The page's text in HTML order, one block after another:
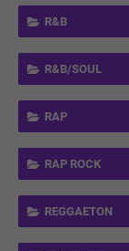
R&B
R&B/SOUL
RAP
RAP ROCK
REGGAETON